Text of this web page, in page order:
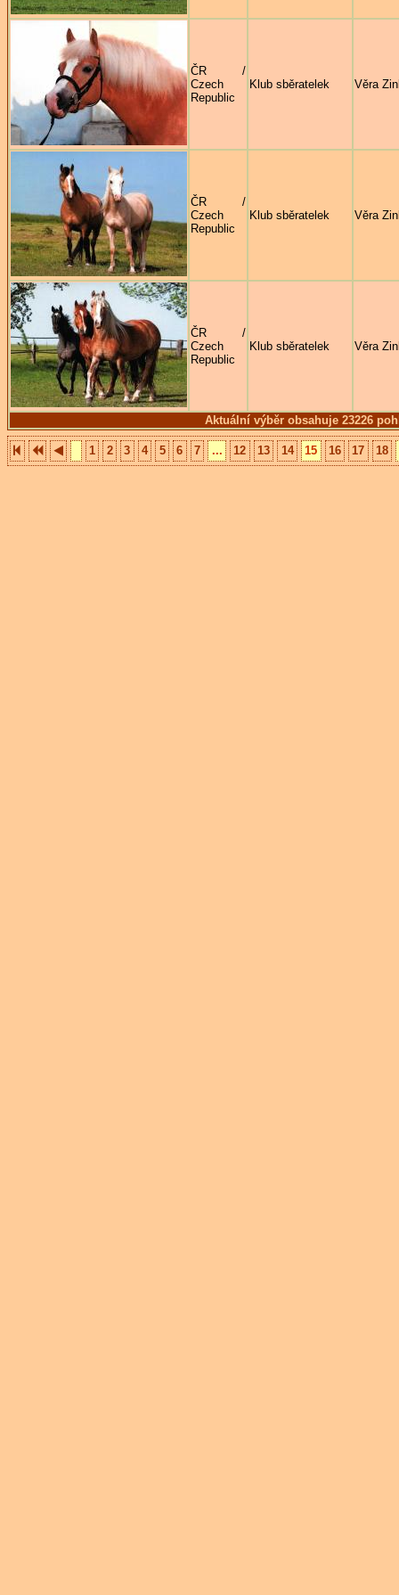
Aktuální výběr obsahuje 23226
ČR /
Czech
Republic
Klub sběratelek Věra
ČR /
Czech
Republic
Klub sběratelek Věra
ČR /
Czech
Republic
Klub sběratelek Věra
1 2 3 4 5 6 7 ... 12 13 14 15 16 17 18